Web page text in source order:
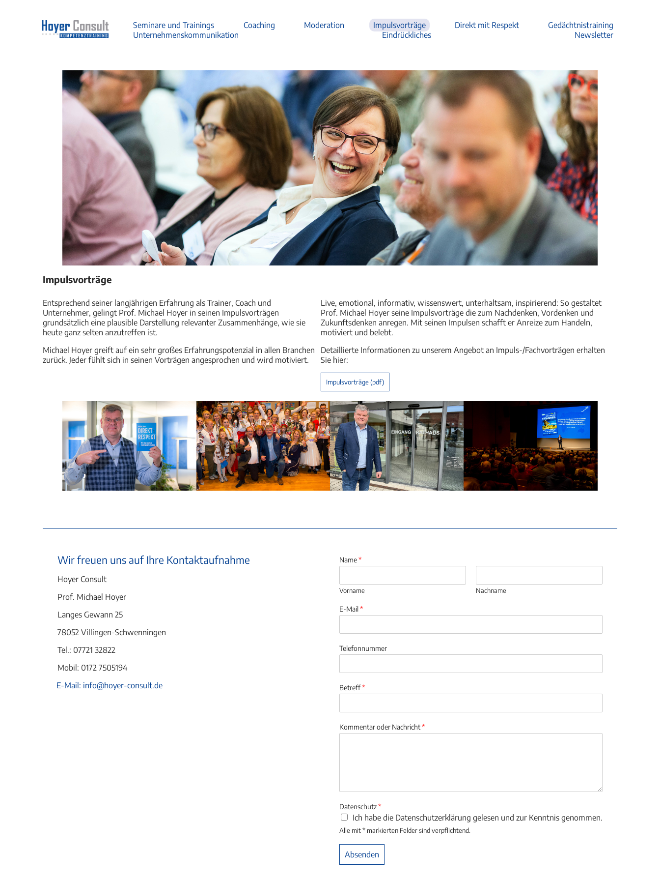
Seminare und Trainings Coaching Moderation Impulsvorträge Direkt mit Respekt
Gedächtnistraining
Unternehmenskommunikation
Eindrückliches Newsletter
Impulsvorträge
Entsprechend seiner langjährigen Erfahrung als Trainer, Coach und
Unternehmer, gelingt Prof. Michael Hoyer in seinen Impulsvorträgen
grundsätzlich eine plausible Darstellung relevanter Zusammenhänge, wie sie
heute ganz selten anzutreffen ist.
Michael Hoyer greift auf ein sehr großes Erfahrungspotenzial in allen Branchen
zurück. Jeder fühlt sich in seinen Vorträgen angesprochen und wird motiviert.
Live, emotional, informativ, wissenswert, unterhaltsam, inspirierend: So gestaltet
Prof. Michael Hoyer seine Impulsvorträge die zum Nachdenken, Vordenken und
Zukunftsdenken anregen. Mit seinen Impulsen schafft er Anreize zum Handeln,
motiviert und belebt.
Detaillierte Informationen zu unserem Angebot an Impuls-/Fachvorträgen erhalten
Sie hier:
Impulsvorträge (pdf)
Wir freuen uns auf Ihre Kontaktaufnahme
Hoyer Consult
Prof. Michael Hoyer
Langes Gewann 25
78052 Villingen-Schwenningen
Tel.: 07721 32822
Mobil: 0172 7505194
E-Mail: info@hoyer-consult.de
Name*
Vorname Nachname
E-Mail*
Telefonnummer
Betreff*
Kommentar oder Nachricht*
Datenschutz*
Ich habe die Datenschutzerklärung gelesen und zur Kenntnis genommen.
Alle mit * markierten Felder sind verpflichtend.
Absenden